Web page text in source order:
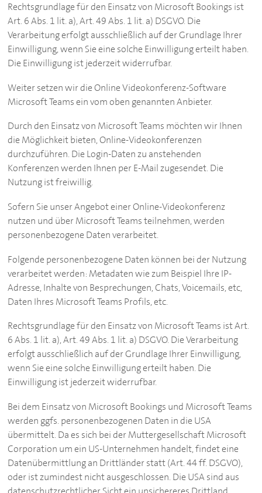
Rechtsgrundlage für den Einsatz von Microsoft Bookings ist
Art. 6 Abs. 1 lit. a), Art. 49 Abs. 1 lit. a) DSGVO. Die
Verarbeitung erfolgt ausschließlich auf der Grundlage Ihrer
Einwilligung, wenn Sie eine solche Einwilligung erteilt haben.
Die Einwilligung ist jederzeit widerrufbar.
Weiter setzen wir die Online Videokonferenz-Software
Microsoft Teams ein vom oben genannten Anbieter.
Durch den Einsatz von Microsoft Teams möchten wir Ihnen
die Möglichkeit bieten, Online-Videokonferenzen
durchzuführen. Die Login-Daten zu anstehenden
Konferenzen werden Ihnen per E-Mail zugesendet. Die
Nutzung ist freiwillig.
Sofern Sie unser Angebot einer Online-Videokonferenz
nutzen und über Microsoft Teams teilnehmen, werden
personenbezogene Daten verarbeitet.
Folgende personenbezogene Daten können bei der Nutzung
verarbeitet werden: Metadaten wie zum Beispiel Ihre IP-
Adresse, Inhalte von Besprechungen, Chats, Voicemails, etc,
Daten Ihres Microsoft Teams Profils, etc.
Rechtsgrundlage für den Einsatz von Microsoft Teams ist Art.
6 Abs. 1 lit. a), Art. 49 Abs. 1 lit. a) DSGVO. Die Verarbeitung
erfolgt ausschließlich auf der Grundlage Ihrer Einwilligung,
wenn Sie eine solche Einwilligung erteilt haben. Die
Einwilligung ist jederzeit widerrufbar.
Bei dem Einsatz von Microsoft Bookings und Microsoft Teams
werden ggfs. personenbezogenen Daten in die USA
übermittelt. Da es sich bei der Muttergesellschaft Microsoft
Corporation um ein US-Unternehmen handelt, findet eine
Datenübermittlung an Drittländer statt (Art. 44 ff. DSGVO),
oder ist zumindest nicht ausgeschlossen. Die USA sind aus